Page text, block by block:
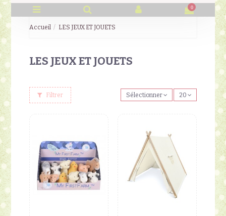
0
Accueil LES JEUX ET JOUETS
LES JEUX ET JOUETS
Filtrer Sélectionner 20